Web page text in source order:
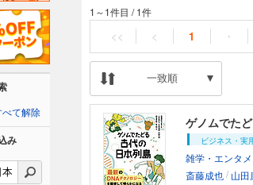
1～1件目 /1件
<< < 1 ・
一致順
ゲノムでた
ビジネス・実
雑学・エンタメ
斎藤成也/ 山田
べて解除
み